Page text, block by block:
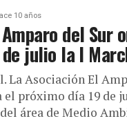
10 años
del Sur
julio la I
La Asociación El
el próximo día 19 de
área de Medio